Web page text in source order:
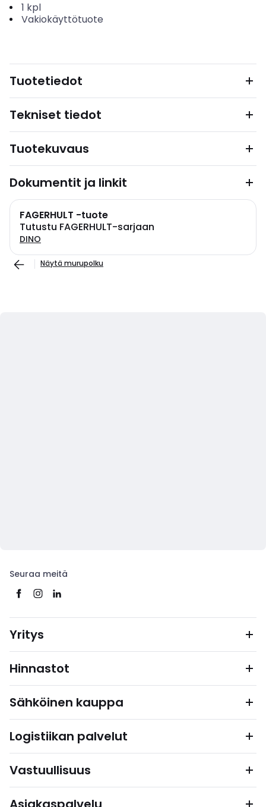
1 kpl
Vakiokäyttötuote
Tuotetiedot
Tekniset tiedot
Tuotekuvaus
Dokumentit ja linkit
FAGERHULT -tuote
Tutustu FAGERHULT-sarjaan
DINO
Näytä murupolku
Seuraa meitä
Yritys
Hinnastot
Sähköinen kauppa
Logistiikan palvelut
Vastuullisuus